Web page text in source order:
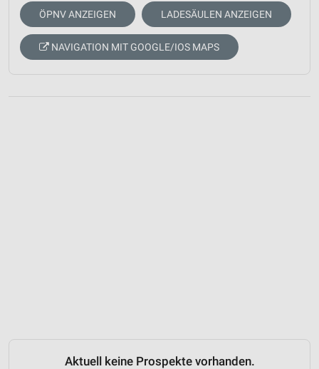
ÖPNV ANZEIGEN LADESÄULEN ANZEIGEN
NAVIGATION MIT GOOGLE/IOS MAPS
Aktuell keine Prospekte vorhanden.